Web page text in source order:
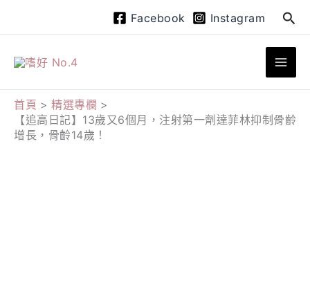
至
Facebook Instagram
搜
尋
首頁
精選專欄
【追高日記】13歲又6個月，注射第一劑達菲林抑制骨齡
增長，骨齡14歲！